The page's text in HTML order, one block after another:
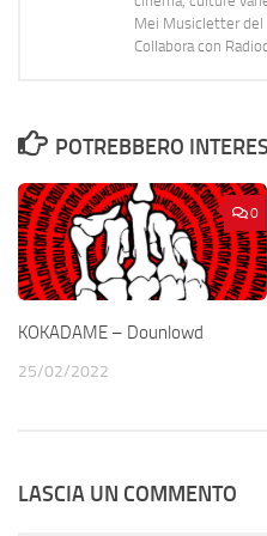
Mei Musicletter del
Collabora con
POTREBBERO
0
KOKADAME – Dounlowd
25/02/2022
LASCIA UN COMMENTO